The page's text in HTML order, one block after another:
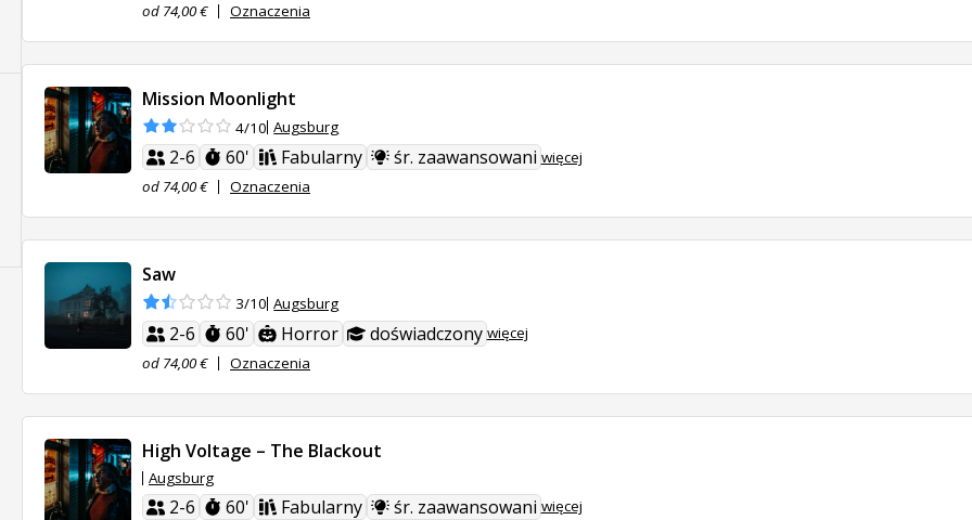
od 74,00 €
Oznaczenia
Mission Moonlight
4/10 Augsburg
2-6 60' Fabularny śr. zaawansowani więcej
od 74,00 €
Oznaczenia
Saw
3/10 Augsburg
2-6 60' Horror doświadczony więcej
od 74,00 €
Oznaczenia
High Voltage – The Blackout
Augsburg
2-6 60' Fabularny śr. zaawansowani więcej